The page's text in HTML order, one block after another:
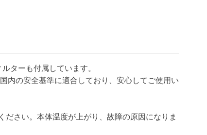
ターも付属しています。
内の安全基準に適合しており、安心してご使用い
さい。本体温度が上がり、故障の原因になりま